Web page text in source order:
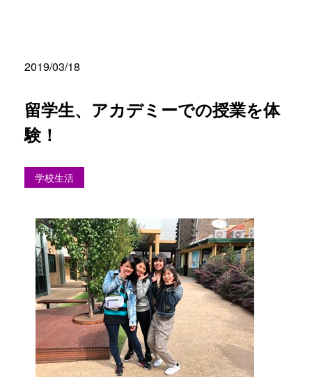
2019/03/18
留学生、アカデミーでの授業を体
験！
学校生活